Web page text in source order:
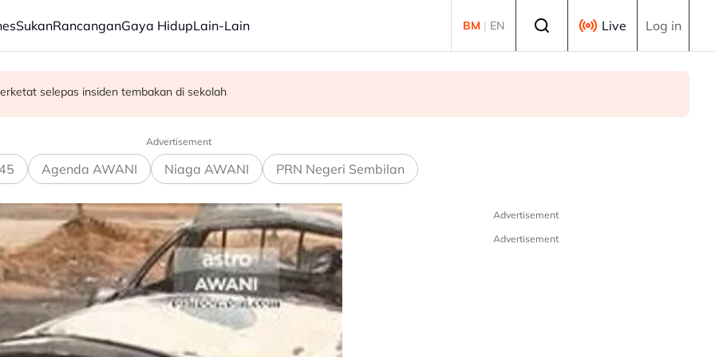
SukanRancanganGaya HidupLain-Lain BM | EN Live Log in
audio siar sentuh isu sensitiviti agama
selepas insiden tembakan di sekolah
Advertisement
Agenda AWANI Niaga AWANI PRN Negeri Sembilan
Advertisement
Advertisement